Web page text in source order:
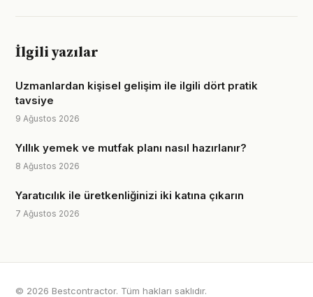
İlgili yazılar
Uzmanlardan kişisel gelişim ile ilgili dört pratik
tavsiye
9 Ağustos 2026
Yıllık yemek ve mutfak planı nasıl hazırlanır?
8 Ağustos 2026
Yaratıcılık ile üretkenliğinizi iki katına çıkarın
7 Ağustos 2026
© 2026 Bestcontractor. Tüm hakları saklıdır.